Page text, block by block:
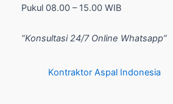
Pukul 08.00 – 15.00 WIB
“Konsultasi 24/7 Online Whatsapp”
Kontraktor Aspal Indonesia